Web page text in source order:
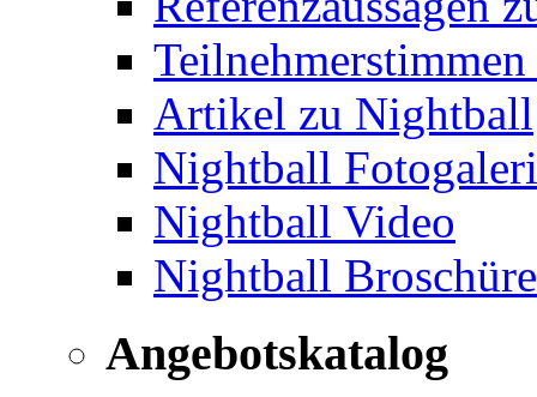
Artikel zu Nightball
Nightball
Nightball Video
Nightball
Angebotskatalog